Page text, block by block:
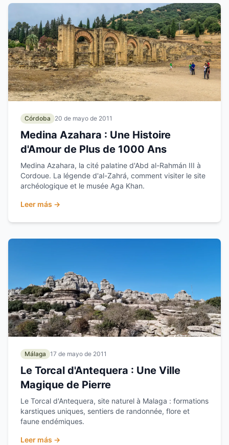
Córdoba 20 de mayo de 2011
Medina Azahara : Une Histoire
d'Amour de Plus de 1000 Ans
Medina Azahara, la cité palatine d'Abd al-Rahmán III à
Cordoue. La légende d'al-Zahrá, comment visiter le site
archéologique et le musée Aga Khan.
Leer más →
Málaga 17 de mayo de 2011
Le Torcal d'Antequera : Une Ville
Magique de Pierre
Le Torcal d'Antequera, site naturel à Malaga : formations
karstiques uniques, sentiers de randonnée, flore et
faune endémiques.
Leer más →